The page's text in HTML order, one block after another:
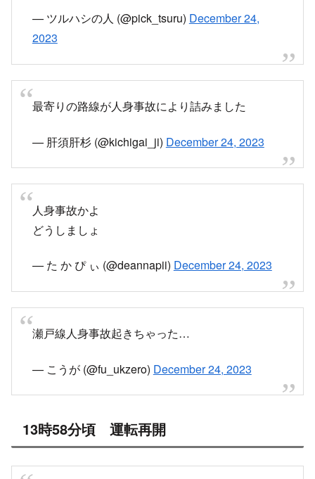
— ツルハシの人 (@pick_tsuru) December 24,
2023
最寄りの路線が人身事故により詰みました
— 肝須肝杉 (@kichigai_ji) December 24, 2023
人身事故かよ
どうしましょ
— た か ぴ ぃ (@deannapii) December 24, 2023
瀬戸線人身事故起きちゃった…
— こうが (@fu_ukzero) December 24, 2023
13時58分頃 運転再開